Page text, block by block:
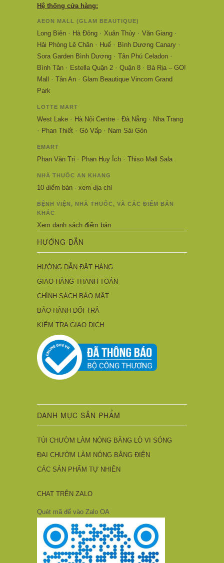
Hệ thống cửa hàng:
AEON MALL (GLAM BEAUTIQUE)
Long Biên · Hà Đông · Xuân Thủy · Văn Giang ·
Hải Phòng Lê Chân · Huế · Bình Dương Canary ·
Sora Garden Bình Dương · Tân Phú Celadon ·
Bình Tân · Estella Quận 2 · Quận 8 · Bà Rịa – GO!
Mall
· Tân An · Glam Beautique Vincom Grand
Park
LOTTE MART
West Lake · Hà Nội Centre · Đà Nẵng · Nha Trang
· Phan Thiết · Gò Vấp · Nam Sài Gòn
EMART
Phan Văn Trị · Phan Huy Ích · Thiso Mall Sala
NHÀ THUỐC AN KHANG
10 điểm bán - xem địa chỉ
BỆNH VIỆN, NHÀ THUỐC, VÀ CÁC ĐIỂM BÁN
KHÁC
Xem danh sách điểm bán
HƯỚNG DẪN
HƯỚNG DẪN ĐẶT HÀNG
GIAO HÀNG THANH TOÁN
CHÍNH SÁCH BẢO MẬT
BẢO HÀNH ĐỔI TRẢ
KIỂM TRA GIAO DỊCH
DANH MỤC SẢN PHẨM
TÚI CHƯỜM LÀM NÓNG BẰNG LÒ VI SÓNG
ĐAI CHƯỜM LÀM NÓNG BẰNG ĐIỆN
CÁC SẢN PHẨM TỰ NHIÊN
CHAT TRÊN ZALO
Quét mã để vào Zalo OA